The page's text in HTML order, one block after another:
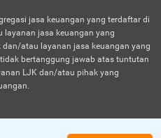
jasa keuangan yang terdaftar di
layanan jasa keuangan yang
atau layanan jasa keuangan yang
bertanggung jawab atas tuntutan
LJK dan/atau pihak yang